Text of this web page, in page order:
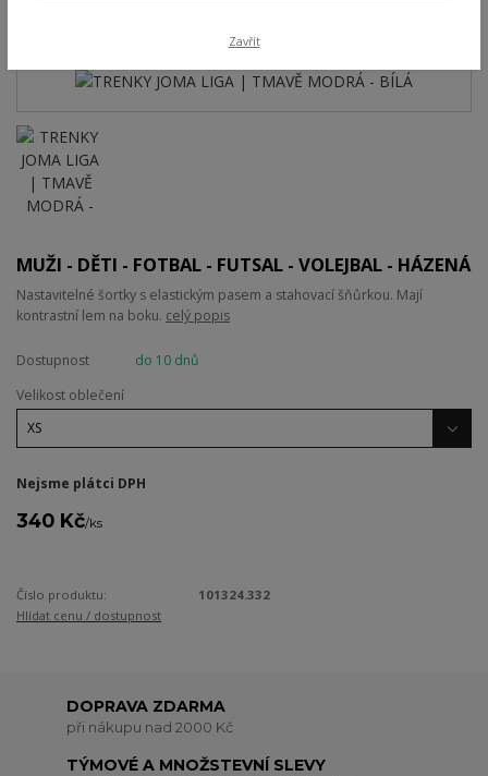
MUŽI - DĚTI - FOTBAL - FUTSAL - VOLEJBAL - HÁZENÁ
Nastavitelné šortky s elastickým pasem a stahovací šňůrkou. Mají
kontrastní lem na boku. celý popis
Dostupnost
do 10 dnů
Velikost oblečení
Nejsme plátci DPH
340 Kč/ks
Číslo produktu:
101324.332
Hlídat cenu / dostupnost
DOPRAVA ZDARMA
při nákupu nad 2000 Kč
TÝMOVÉ A MNOŽSTEVNÍ SLEVY
Zavřít